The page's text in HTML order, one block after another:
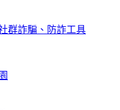
群詐騙、防詐工具